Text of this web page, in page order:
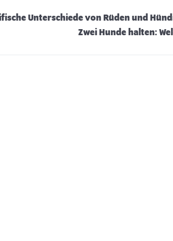
Unterschiede von Rüden und
Zwei Hunde halten: